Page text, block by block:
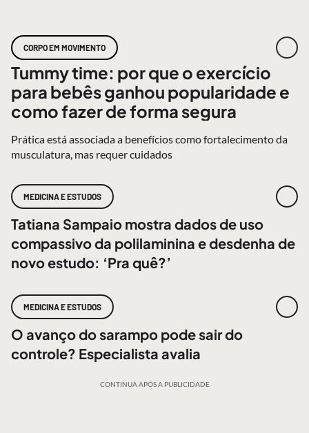
CORPO EM MOVIMENTO
Tummy time: por que o exercício
para bebês ganhou popularidade e
como fazer de forma segura
Prática está associada a benefícios como fortalecimento da
musculatura, mas requer cuidados
MEDICINA E ESTUDOS
Tatiana Sampaio mostra dados de uso
compassivo da polilaminina e desdenha de
novo estudo: ‘Pra quê?’
MEDICINA E ESTUDOS
O avanço do sarampo pode sair do
controle? Especialista avalia
CONTINUA APÓS A PUBLICIDADE